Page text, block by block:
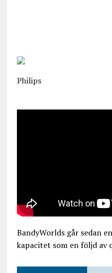
Philips
BandyWorlds går sedan
kapacitet som en följd av